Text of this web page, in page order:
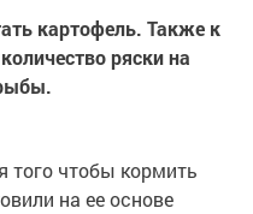
картофель. Также к
ряски на
того чтобы кормить
на ее основе